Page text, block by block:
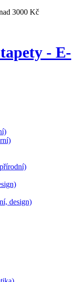
3000 Kč
- E-
design)